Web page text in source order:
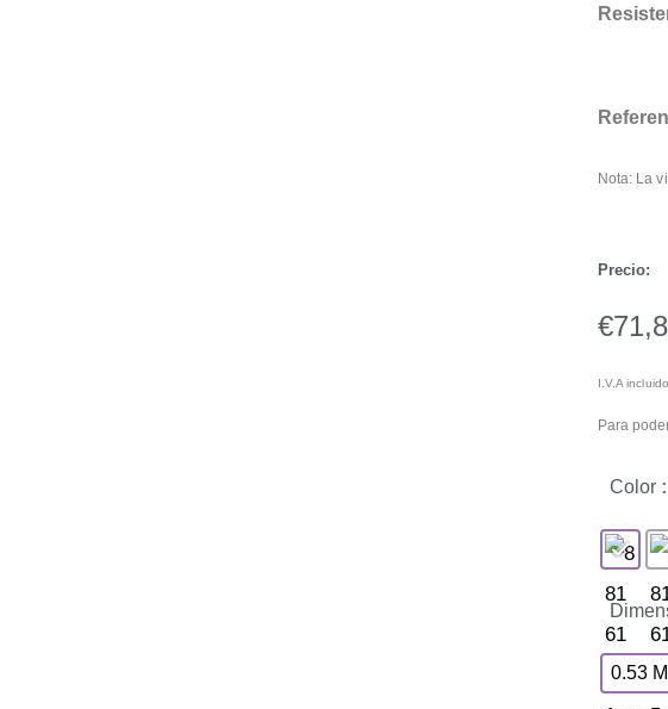
Nota: La
Precio:
€
I.V.A incluido
Para
Color
0.53